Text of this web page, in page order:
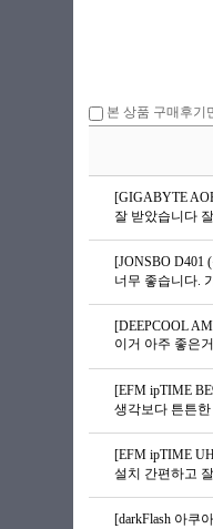
본 상품 구매후기
[GIGABYTE
잘 받았습니다
[JONSBO D401
너무 좋습니다.
[DEEPCOOL
이거 아주 좋은
[EFM ipTIME
생각보다 튼튼
[EFM ipTIME
설치 간편하고
[darkFlash 아쿠